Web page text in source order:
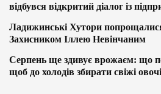
відбувся відкритий діалог із
Ладижинські Хутори
Захисником Іллею Невінчаним
Серпень ще здивує врожаєм: що
щоб до холодів збирати свіжі овочі